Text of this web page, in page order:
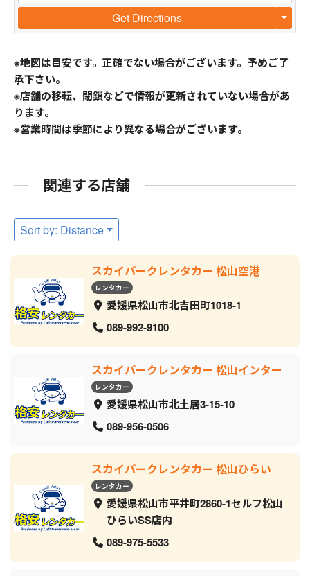
Get Directions
※地図は目安です。正確でない場合がございます。予めご了
承下さい。
※店舗の移転、閉鎖などで情報が更新されていない場合があ
ります。
※営業時間は季節により異なる場合がございます。
関連する店舗
Sort by: Distance
スカイパークレンタカー 松山空港
レンタカー
愛媛県松山市北吉田町1018-1
089-992-9100
スカイパークレンタカー 松山インター
レンタカー
愛媛県松山市北土居3-15-10
089-956-0506
スカイパークレンタカー 松山ひらい
レンタカー
愛媛県松山市平井町2860-1セルフ松山
ひらいSS店内
089-975-5533